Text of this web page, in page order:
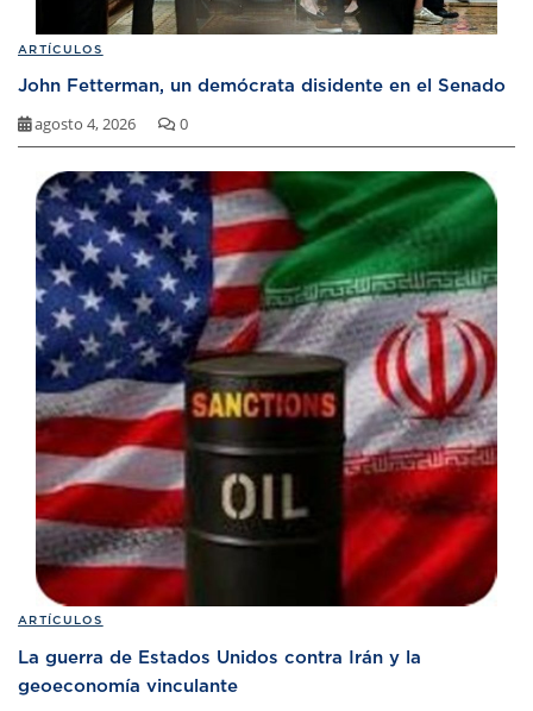
ARTÍCULOS
John Fetterman, un demócrata disidente en el Senado
agosto 4, 2026 0
ARTÍCULOS
La guerra de Estados Unidos contra Irán y la
geoeconomía vinculante